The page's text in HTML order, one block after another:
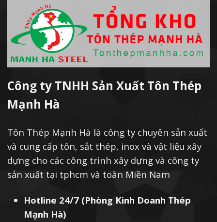
Công ty TNHH Sản Xuất Tôn Thép
Mạnh Hà
Tôn Thép Mạnh Hà là công ty chuyên sản xuất
và cung cấp tôn, sắt thép, inox và vật liệu xây
dựng cho các công trình xây dựng và công ty
sản xuất tại tphcm và toàn Miền Nam
Hotline 24/7 (Phòng Kinh Doanh Thép
Mạnh Hà)